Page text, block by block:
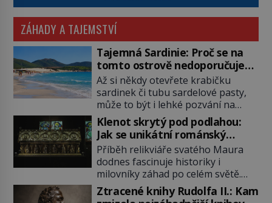
ZÁHADY A TAJEMSTVÍ
Tajemná Sardinie: Proč se na
tomto ostrově nedoporučuje
pytlovat „mořské brambory“?
Až si někdy otevřete krabičku
sardinek či tubu sardelové pasty,
může to být i lehké pozvání na
cestu do srdce Středozemního
moře, na ostrov hrdých Sardů.
Věděli jste, že to byl právě italský
ostrov Sardinie, jenž těmto
produktům moře propůjčil své
jméno. Co dalšího je pro Sardinii
typické a pro Středoevropana
Klenot skrytý pod podlahou:
Jak se unikátní románský
poklad dostal do zapadlého
Bečova?
Příběh relikviáře svatého Maura
dodnes fascinuje historiky i
milovníky záhad po celém světě.
Tato románská zlatnická památka
ze 13. století je po českých
Ztracené knihy Rudolfa II.: Kam